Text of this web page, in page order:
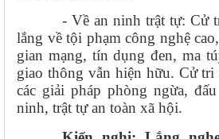
- Về an ninh trật tự: Cử
lắng về tội phạm công nghệ
gian mạng, tín dụng đen, ma
giao thông vẫn hiện hữu. Cử tri
các giải pháp phòng ngừa,
ninh, trật tự an toàn xã hội.